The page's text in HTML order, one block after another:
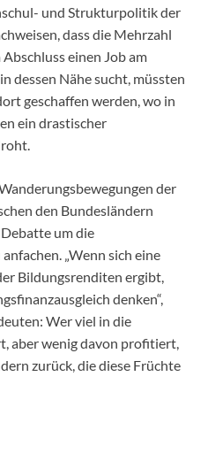
und Strukturpolitik der
dass die Mehrzahl
einen Job am
dessen Nähe sucht, müssten
geschaffen werden, wo in
ein drastischer
der
den Bundesländern
um die
„Wenn sich eine
Bildungsrenditen ergibt,
denken“,
Wer viel in die
aber wenig davon profitiert,
zurück, die diese Früchte